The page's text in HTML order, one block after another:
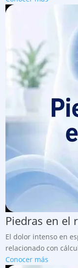
Piedras en el
El dolor intenso en
relacionado con
Conocer más